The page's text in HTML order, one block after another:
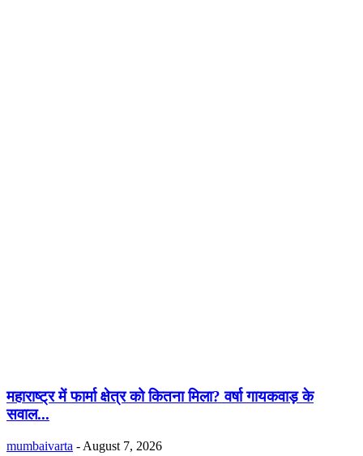
महाराष्ट्र में फार्मा क्षेत्र को कितना मिला? वर्षा गायकवाड़ के
सवाल...
mumbaivarta - August 7, 2026